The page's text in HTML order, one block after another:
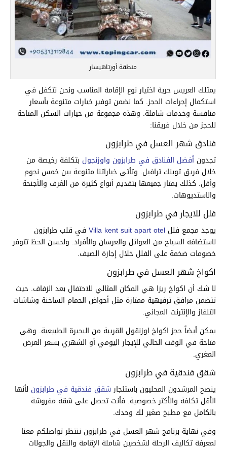
منطقة أورتاهيسار
يمتلك العريس حرية اختيار نوع الإقامة المناسب ونحن نتكفل في
استكمال إجراءات الحجز. كما نضمن توفير خيارات متنوعة بأسعار
منافسة وخدمات شاملة. وهذه مجموعة من خيارات السكن المتاحة
للحجز من خلال فريقنا:
فنادق شهر العسل في طرابزون
تجدون أفضل الفنادق في طرابزون واوزنجول بتكلفة رخيصة من
خلال فريق توبنك ترافيل. وتأتي خياراتنا متنوعة بين خمس نجوم
وأقل. كذلك يمتاز جميعها بتقديم أنواع كثيرة من الغرف والأجنحة
والاستديوهات.
فلل للايجار في طرابزون
يوجد مجمع فلل Villa kent suit apart otel في قلب طرابزون
لاستضافة السياح من العوائل والعرسان والأفراد. ولحسن الحظ تتوفر
خصومات ضخمة على الفلل خلال إجازة الصيف.
اكواخ شهر العسل في طرابزون
لا شك أن اكواخ ريزا هي المكان المثالي للاحتفال بعد الزفاف. حيث
تتضمن مرافق ترفيهية ممتازة مثل أحواض الحمام الساخنة وشاشات
التلفاز والإنترنت المجاني.
يمكن أيضاً حجز اكواخ اوزنقول القريبة من البحيرة الطبيعية. وهي
متاحة في الوقت الحالي للإيجار اليومي أو الشهري بسعر العرض
المغري.
شقق فندقية في طرابزون
ينصح المرشدون المحليون باستئجارشقق فندقية في طرابزون لأنها
الأقل تكلفة والأكثر خصوصية. فأنت تحصل على شقة مفروشة
بالكامل مع مطبخ صغير لك وحدك.
وفي نهاية برنامج شهر العسل في طرابزون ننتظر تواصلكم معنا
لمعرفة تكاليف الرحلة لشخصين شاملة اﻹقامة والنقل والجولات